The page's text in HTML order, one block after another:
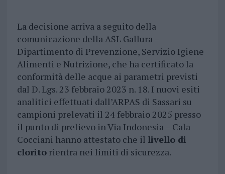
La decisione arriva a seguito della
comunicazione della ASL Gallura –
Dipartimento di Prevenzione, Servizio Igiene
Alimenti e Nutrizione, che ha certificato la
conformità delle acque ai parametri previsti
dal D. Lgs. 23 febbraio 2023 n. 18. I nuovi esiti
analitici effettuati dall’ARPAS di Sassari su
campioni prelevati il 24 febbraio 2025 presso
il punto di prelievo in Via Indonesia – Cala
Cocciani hanno attestato che il livello di
cloritorientra nei limiti di sicurezza.